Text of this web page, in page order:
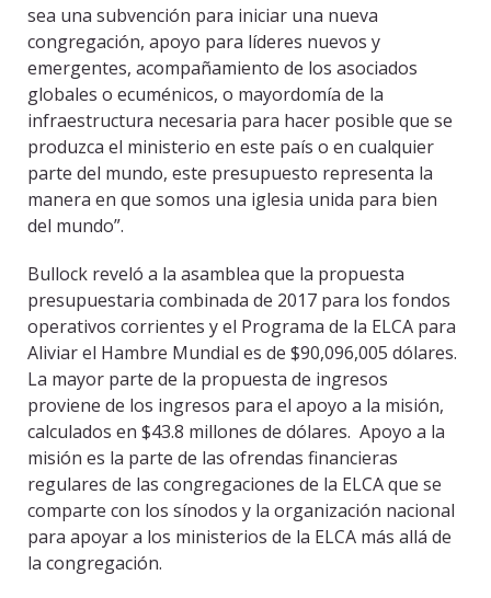
sea una subvención para iniciar una nueva
congregación, apoyo para líderes nuevos y
emergentes, acompañamiento de los asociados
globales o ecuménicos, o mayordomía de la
infraestructura necesaria para hacer posible que se
produzca el ministerio en este país o en cualquier
parte del mundo, este presupuesto representa la
manera en que somos una iglesia unida para bien
del mundo”.
Bullock reveló a la asamblea que la propuesta
presupuestaria combinada de 2017 para los fondos
operativos corrientes y el Programa de la ELCA para
Aliviar el Hambre Mundial es de $90,096,005 dólares.
La mayor parte de la propuesta de ingresos
proviene de los ingresos para el apoyo a la misión,
calculados en $43.8 millones de dólares. Apoyo a la
misión es la parte de las ofrendas financieras
regulares de las congregaciones de la ELCA que se
comparte con los sínodos y la organización nacional
para apoyar a los ministerios de la ELCA más allá de
la congregación.